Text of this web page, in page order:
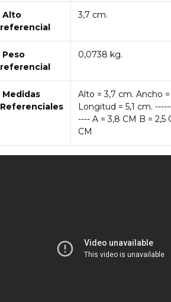
Alto
referencial
3,7 cm.
Peso
referencial
0,0738 kg.
Medidas
Referenciales
Alto = 3,7 cm. Ancho =
Longitud = 5,1 cm.
---- A = 3,8 CM B = 2,5
CM